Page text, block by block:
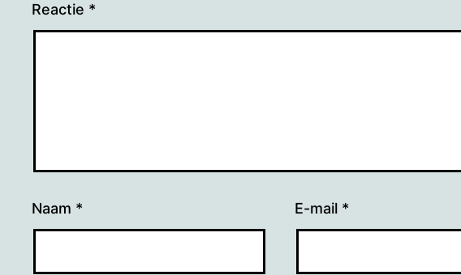
Reactie *
Naam * E-mail *